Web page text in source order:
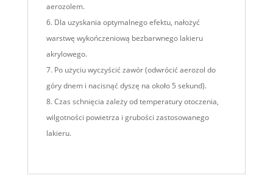
aerozolem.
Dla uzyskania optymalnego efektu, nałożyć
warstwę wykończeniową bezbarwnego lakieru
akrylowego.
Po użyciu wyczyścić zawór (odwrócić aerozol do
góry dnem i nacisnąć dyszę na około 5 sekund).
Czas schnięcia zależy od temperatury otoczenia,
wilgotności powietrza i grubości zastosowanego
lakieru.